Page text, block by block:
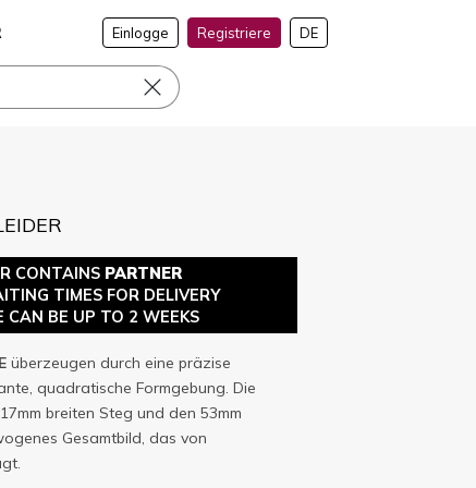
Einlogge Registriere DE
CONTAINS PARTNER
TIMES FOR DELIVERY
CAN BE UP TO 2 WEEKS
überzeugen durch eine präzise
quadratische Formgebung. Die
breiten Steg und den 53mm
Gesamtbild, das von